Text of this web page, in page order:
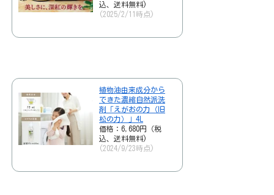
込、送料無料)
(2025/2/11時点)
植物油由来成分から
できた濃縮自然派洗
剤「えがおの力（旧
松の力）」4L
価格：6,680円（税
込、送料無料)
(2024/9/23時点)